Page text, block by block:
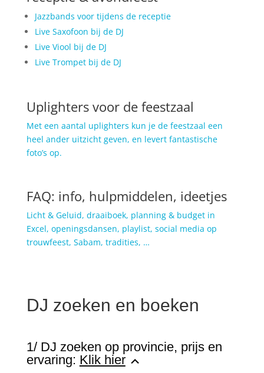
Jazzbands voor tijdens de receptie
Live Saxofoon bij de DJ
Live Viool bij de DJ
Live Trompet bij de DJ
Uplighters voor de feestzaal
Met een aantal uplighters kun je de feestzaal een
heel ander uitzicht geven, en levert fantastische
foto’s op.
FAQ: info, hulpmiddelen, ideetjes
Licht & Geluid, draaiboek, planning & budget in
Excel, openingsdansen, playlist, social media op
trouwfeest, Sabam, tradities, …
DJ zoeken en boeken
1/ DJ zoeken op provincie, prijs en
ervaring: Klik hier